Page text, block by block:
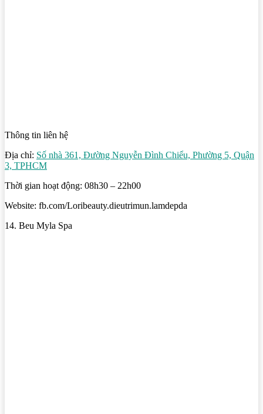
Thông tin liên hệ
Địa chỉ: Số nhà 361, Đường Nguyễn Đình Chiểu, Phường 5, Quận
3, TPHCM
Thời gian hoạt động: 08h30 – 22h00
Website: fb.com/Loribeauty.dieutrimun.lamdepda
14. Beu Myla Spa